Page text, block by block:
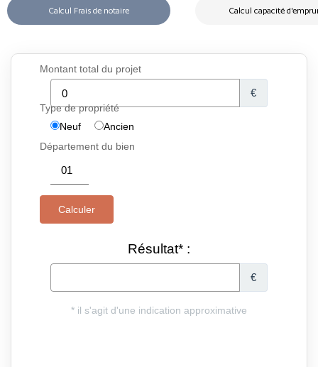
Calcul Frais de notaire Calcul capacité